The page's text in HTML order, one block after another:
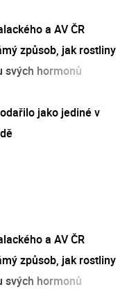
a AV ČR
způsob, jak rostliny
svých hormonů
jako jediné v
a AV ČR
způsob, jak rostliny
svých hormonů